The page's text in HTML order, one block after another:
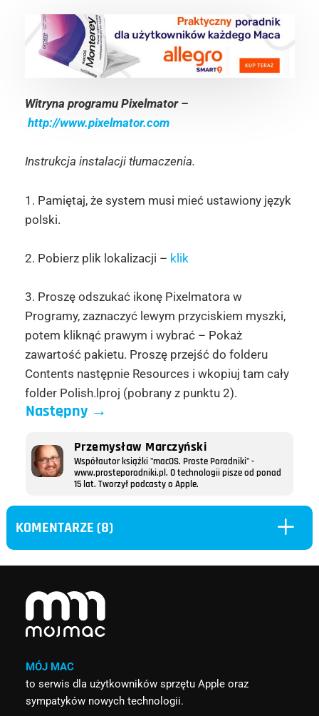
Witryna programu Pixelmator –
http://www.pixelmator.com
Instrukcja instalacji tłumaczenia.
1. Pamiętaj, że system musi mieć ustawiony język
polski.
2. Pobierz plik lokalizacji – klik
3. Proszę odszukać ikonę Pixelmatora w
Programy, zaznaczyć lewym przyciskiem myszki,
potem kliknąć prawym i wybrać – Pokaż
zawartość pakietu. Proszę przejść do folderu
Contents następnie Resources i wkopiuj tam cały
folder Polish.lproj (pobrany z punktu 2).
Następny→
Przemysław Marczyński
Współautor książki "macOS. Proste Poradniki" -
www.prosteporadniki.pl. O technologii pisze od ponad
15 lat. Tworzył podcasty o Apple.
KOMENTARZE (8) L
MÓJ MAC
to serwis dla użytkowników sprzętu Apple oraz
sympatyków nowych technologii.